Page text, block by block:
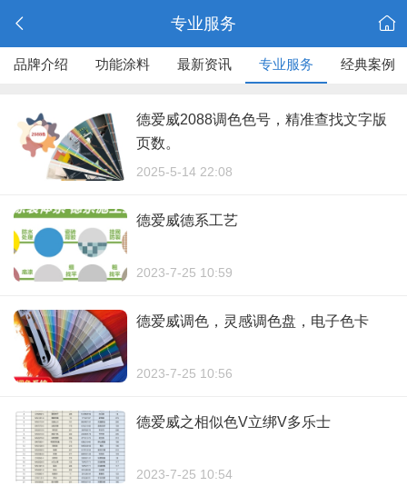
专业服务
品牌介绍 功能涂料 最新资讯 专业服务 经典案例
德爱威2088调色色号，精准查找文字版
页数。
2025-5-14 22:08
德爱威德系工艺
2023-7-25 10:59
德爱威调色，灵感调色盘，电子色卡
2023-7-25 10:56
德爱威之相似色V立绑V多乐士
2023-7-25 10:54